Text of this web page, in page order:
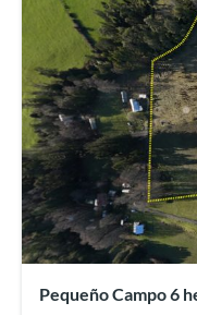
Pequeño Campo 6